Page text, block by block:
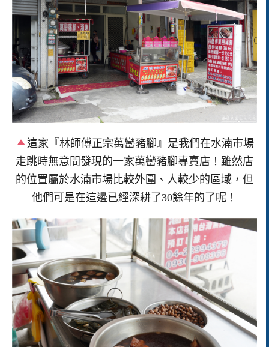
這家『林師傅正宗萬巒豬腳』是我們在水湳市場
走跳時無意間發現的一家萬巒豬腳專賣店！雖然店
的位置屬於水湳市場比較外圍、人較少的區域，但
他們可是在這邊已經深耕了30餘年的了呢！